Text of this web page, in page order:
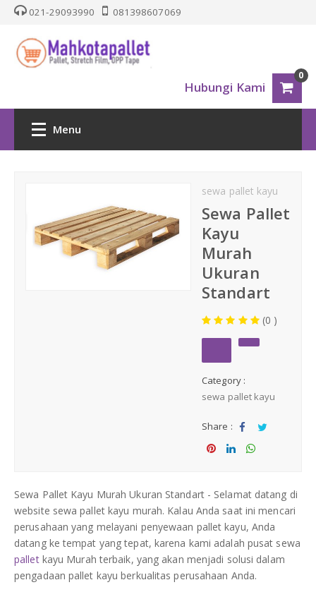
021-29093990 081398607069
Hubungi Kami
0
Menu
PALLET PLASTIK
Nestable
Stretch Film
Opp Tape
sewa pallet kayu
Sewa Pallet
Kayu
Murah
Ukuran
Standart
(0 )
Category :
sewa pallet kayu
Share :
Sha Tw
Sewa Pallet Kayu Murah Ukuran Standart - Selamat datang di
website sewa pallet kayu murah. Kalau Anda saat ini mencari
perusahaan yang melayani penyewaan pallet kayu, Anda
datang ke tempat yang tepat, karena kami adalah pusat sewa
pallet kayu Murah terbaik, yang akan menjadi solusi dalam
pengadaan pallet kayu berkualitas perusahaan Anda.